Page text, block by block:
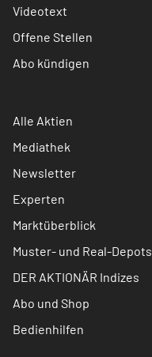
Videotext
Offene Stellen
Abo kündigen
Alle Aktien
Mediathek
Newsletter
Experten
Marktüberblick
Muster- und Real-Depots
DER AKTIONÄR Indizes
Abo und Shop
Bedienhilfen